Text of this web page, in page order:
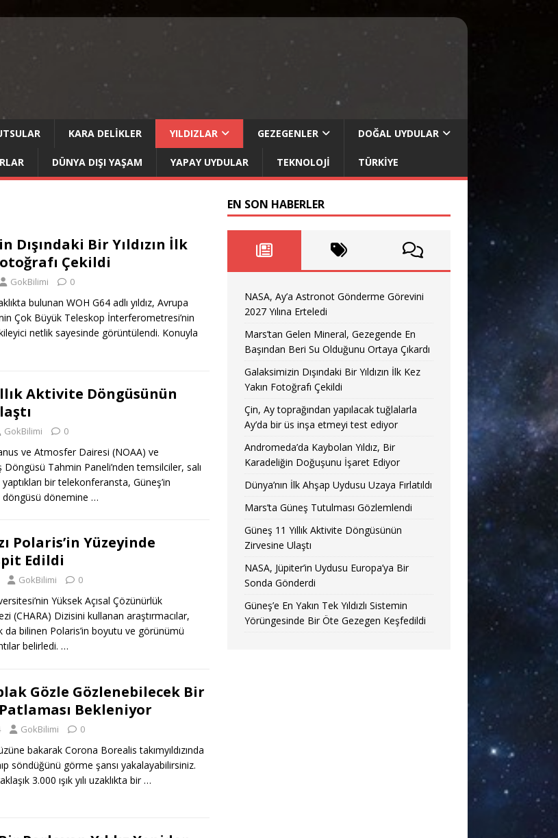
KARA DELIKLER YILDIZLAR GEZEGENLER DOĞAL UYDULAR
DÜNYA DIŞI YAŞAM YAPAY UYDULAR TEKNOLOJI TÜRKIYE
Dışındaki Bir Yıldızın İlk
Çekildi
GokBilimi 0
bulunan WOH G64 adlı yıldız, Avrupa
Çok Büyük Teleskop İnterferometresi’nin
netlik sayesinde görüntülendi. Konuyla
Aktivite Döngüsünün
GokBilimi 0
ve Atmosfer Dairesi (NOAA) ve
Döngüsü Tahmin Paneli’nden temsilciler, salı
bir telekonferansta, Güneş’in
dönemine …
Polaris’in Yüzeyinde
Edildi
GokBilimi 0
Yüksek Açısal Çözünürlük
(CHARA) Dizisini kullanan araştırmacılar,
da bilinen Polaris’in boyutu ve görünümü
belirledi. …
Gözle Gözlenebilecek Bir
Bekleniyor
GokBilimi 0
bakarak Corona Borealis takımyıldızında
söndüğünü görme şansı yakalayabilirsiniz.
3.000 ışık yılı uzaklıkta bir…
EN SON HABERLER
NASA, Ay’a Astronot Gönderme Görevini
2027 Yılına Erteledi
Mars’tan Gelen Mineral, Gezegende En
Başından Beri Su Olduğunu Ortaya Çıkardı
Galaksimizin Dışındaki Bir Yıldızın İlk Kez
Yakın Fotoğrafı Çekildi
Çin, Ay toprağından yapılacak tuğlalarla
Ay’da bir üs inşa etmeyi test ediyor
Andromeda’da Kaybolan Yıldız, Bir
Karadeliğin Doğuşunu İşaret Ediyor
Dünya’nın İlk Ahşap Uydusu Uzaya Fırlatıldı
Mars’ta Güneş Tutulması Gözlemlendi
Güneş 11 Yıllık Aktivite Döngüsünün
Zirvesine Ulaştı
NASA, Jüpiter’in Uydusu Europa’ya Bir
Sonda Gönderdi
Güneş’e En Yakın Tek Yıldızlı Sistemin
Yörüngesinde Bir Öte Gezegen Keşfedildi